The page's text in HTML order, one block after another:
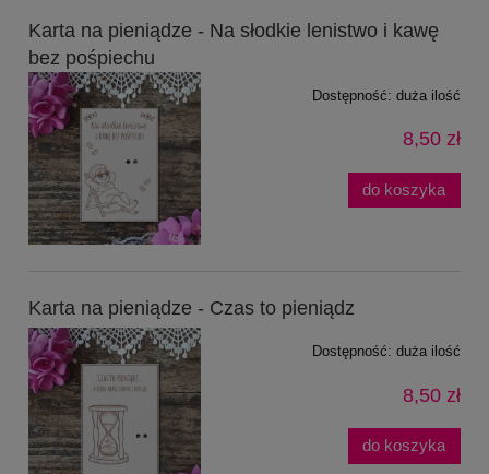
Karta na pieniądze - Na słodkie lenistwo i kawę
bez pośpiechu
Dostępność: duża ilość
8,50 zł
do koszyka
Karta na pieniądze - Czas to pieniądz
Dostępność: duża ilość
8,50 zł
do koszyka